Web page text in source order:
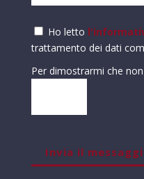
Ho letto
trattamento dei dati
Per dimostrarmi che